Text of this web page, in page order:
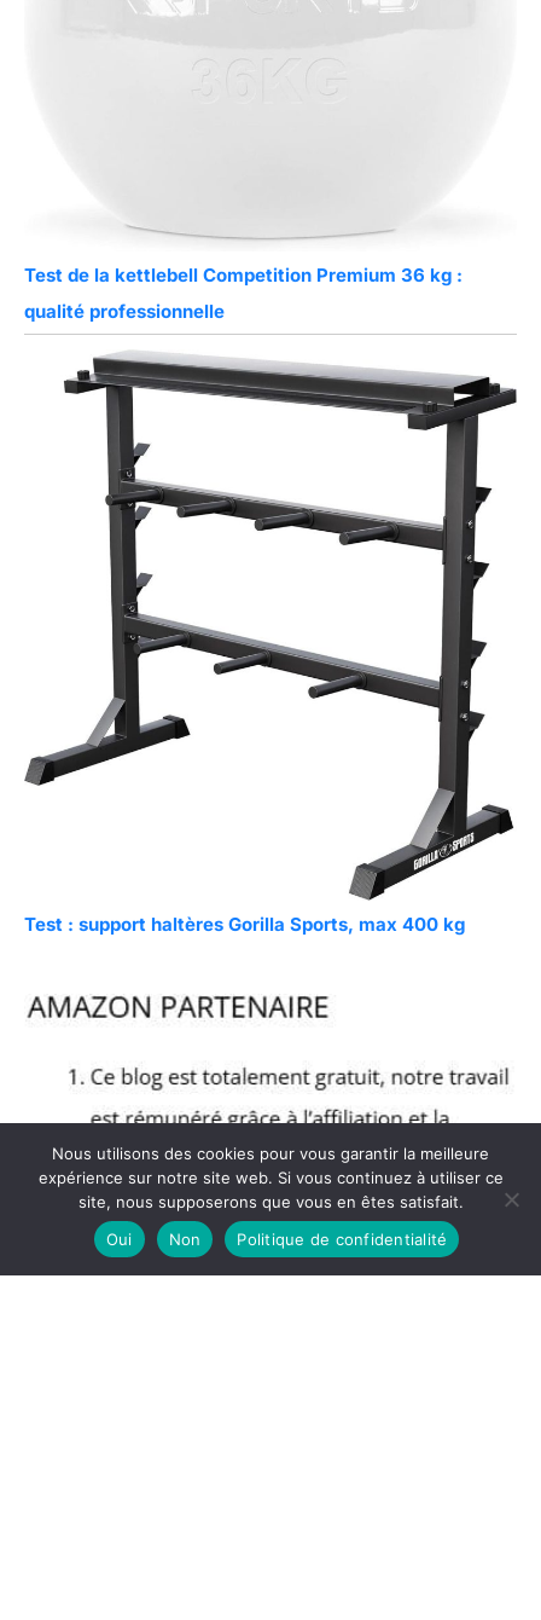
Test de la kettlebell Competition Premium 36 kg :
qualité professionnelle
Test : support haltères Gorilla Sports, max 400 kg
Nous utilisons des cookies pour vous garantir la meilleure
expérience sur notre site web. Si vous continuez à utiliser ce
site, nous supposerons que vous en êtes satisfait.
Oui
Non Politique de confidentialité